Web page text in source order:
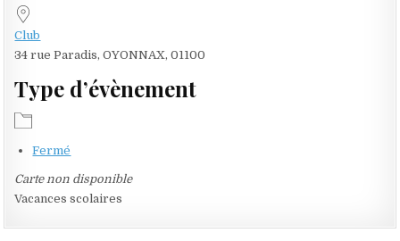
Club
34 rue Paradis, OYONNAX, 01100
Type d’évènement
Fermé
Carte non disponible
Vacances scolaires